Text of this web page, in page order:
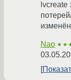
lvcreate
Nao